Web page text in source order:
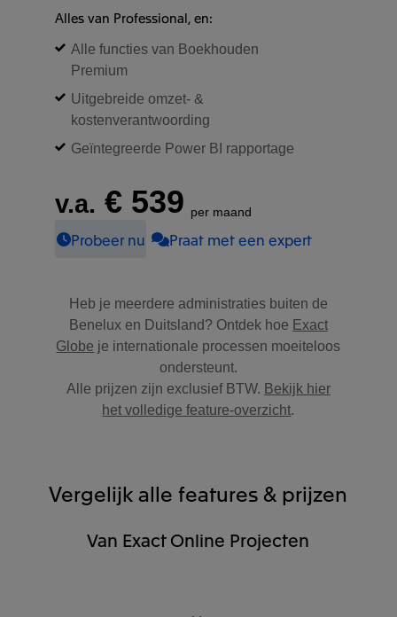
Alles van Professional, en:
Alle functies van Boekhouden
Premium
Uitgebreide omzet- &
kostenverantwoording
Geïntegreerde Power BI rapportage
v.a. € 539 per maand
Probeer nu Praat met een expert
Heb je meerdere administraties buiten de
Benelux en Duitsland? Ontdek hoe Exact
Globe je internationale processen moeiteloos
ondersteunt.
Alle prijzen zijn exclusief BTW. Bekijk hier
het volledige feature-overzicht.
Vergelijk alle features & prijzen
Van Exact Online Projecten